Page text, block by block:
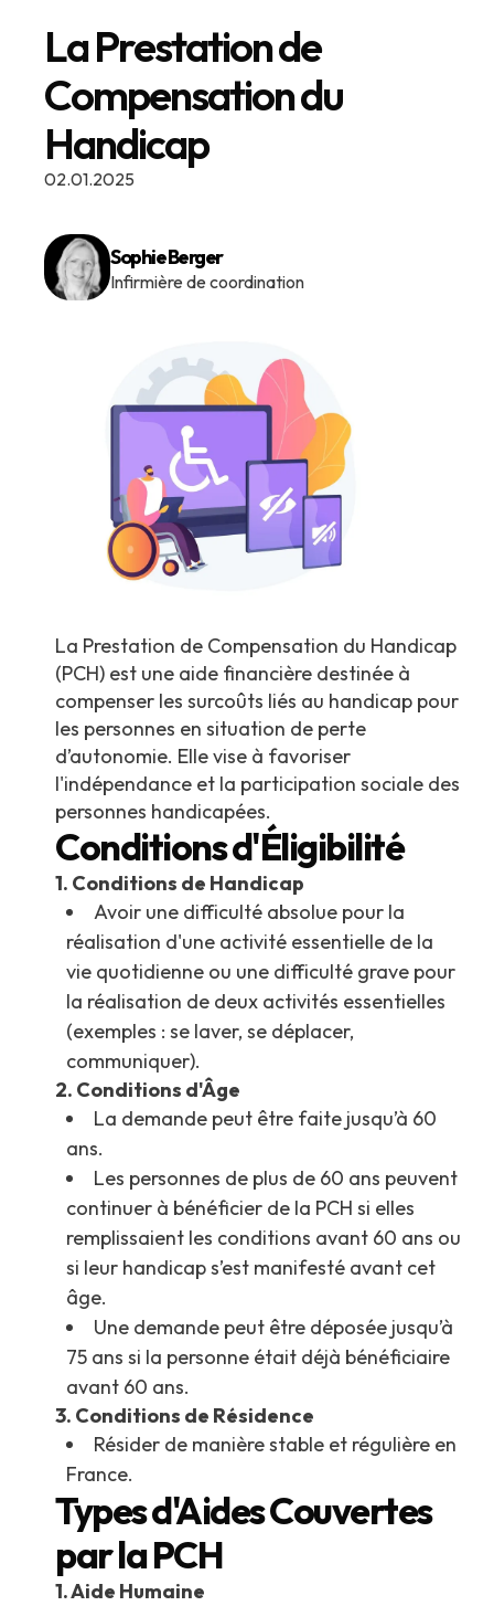
La Prestation de
Compensation du
Handicap
02.01.2025
Sophie Berger
Infirmière de coordination
La Prestation de Compensation du Handicap
(PCH) est une aide financière destinée à
compenser les surcoûts liés au handicap pour
les personnes en situation de perte
d’autonomie. Elle vise à favoriser
l'indépendance et la participation sociale des
personnes handicapées.
Conditions d'Éligibilité
1. Conditions de Handicap
Avoir une difficulté absolue pour la
réalisation d'une activité essentielle de la
vie quotidienne ou une difficulté grave pour
la réalisation de deux activités essentielles
(exemples : se laver, se déplacer,
communiquer).
2. Conditions d'Âge
La demande peut être faite jusqu’à 60
ans.
Les personnes de plus de 60 ans peuvent
continuer à bénéficier de la PCH si elles
remplissaient les conditions avant 60 ans ou
si leur handicap s’est manifesté avant cet
âge.
Une demande peut être déposée jusqu’à
75 ans si la personne était déjà bénéficiaire
avant 60 ans.
3. Conditions de Résidence
Résider de manière stable et régulière en
France.
Types d'Aides Couvertes
par la PCH
1. Aide Humaine